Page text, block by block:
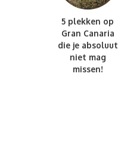
5 plekken op
Gran Canaria
die je absoluut
niet mag
missen!